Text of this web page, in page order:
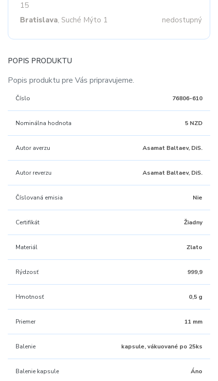
15
Bratislava, Suché Mýto 1 nedostupný
POPIS PRODUKTU
Popis produktu pre Vás pripravujeme.
Číslo 76806-610
Nominálna hodnota 5 NZD
Autor averzu Asamat Baltaev, DiS.
Autor reverzu Asamat Baltaev, DiS.
Číslovaná emisia Nie
Certifikát Žiadny
Materiál Zlato
Rýdzosť 999,9
Hmotnosť 0,5 g
Priemer 11 mm
Balenie kapsule, vákuované po 25ks
Balenie kapsule Áno